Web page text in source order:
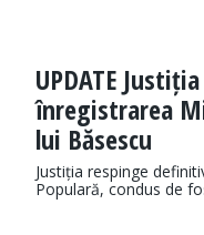
UPDATE
înregistrarea
lui Băsescu
Justiția respinge
Populară, condus de